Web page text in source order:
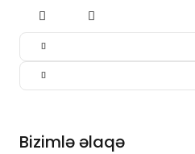
Bizimlə əlaqə